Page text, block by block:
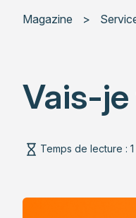
Magazine >
Vais-
Temps de lecture : 1